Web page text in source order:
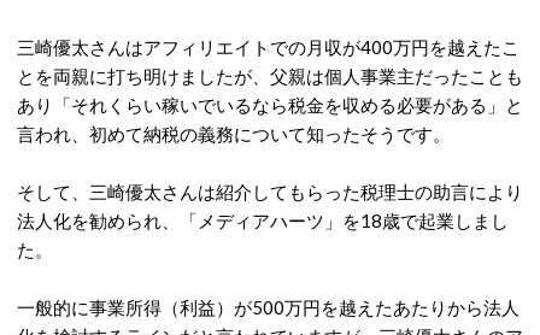
三崎優太さんはアフィリエイトでの月収が400万円を越えたこ
とを両親に打ち明けましたが、父親は個人事業主だったことも
あり「それくらい稼いでいるなら税金を収める必要がある」と
言われ、初めて納税の義務について知ったそうです。
そして、三崎優太さんは紹介してもらった税理士の助言により
法人化を勧められ、「メディアハーツ」を18歳で起業しまし
た。
一般的に事業所得（利益）が500万円を越えたあたりから法人